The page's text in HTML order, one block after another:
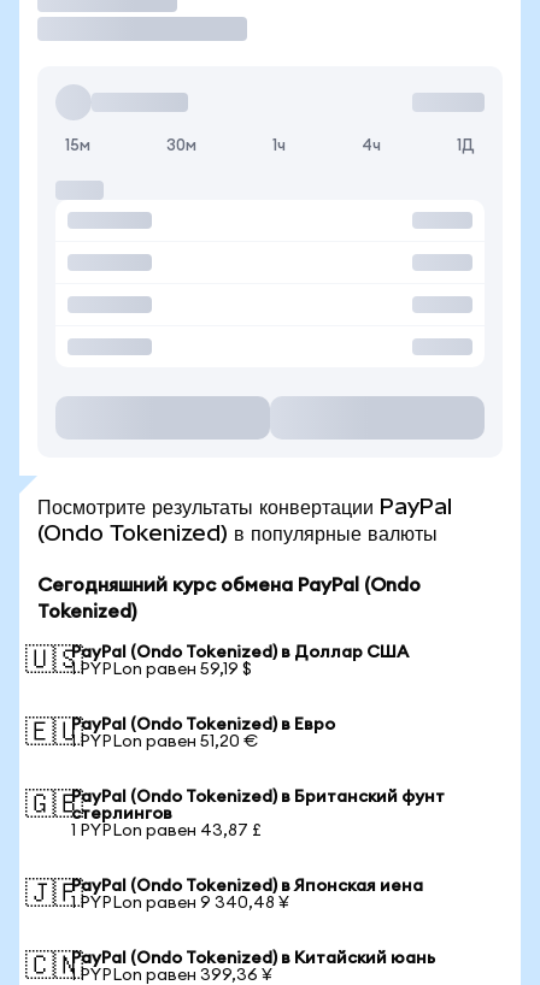
15м 30м 1ч 4ч 1Д
Посмотрите результаты конвертации PayPal
(Ondo Tokenized) в популярные валюты
Сегодняшний курс обмена PayPal (Ondo
Tokenized)
🇺🇸PayPal (Ondo Tokenized) в Доллар США
1 PYPLon равен 59,19 $
🇪🇺PayPal (Ondo Tokenized) в Евро
1 PYPLon равен 51,20 €
🇬🇧PayPal (Ondo Tokenized) в Британский фунт
стерлингов
1 PYPLon равен 43,87 £
🇯🇵PayPal (Ondo Tokenized) в Японская иена
1 PYPLon равен 9 340,48 ¥
🇨🇳PayPal (Ondo Tokenized) в Китайский юань
1 PYPLon равен 399,36 ¥